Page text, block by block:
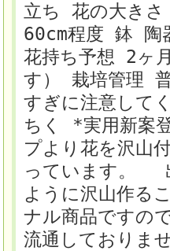
立ち 花の大き
60cm程度 鉢
花持ち予想 2ヶ
す） 栽培管理
すぎに注意して
ちく *実用新案
プより花を沢山
っています。
ように沢山作る
ナル商品ですの
流通しておりま